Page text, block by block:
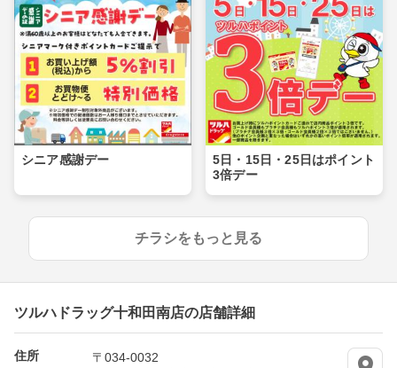
シニア感謝デー
5日・15日・25日はポイント
3倍デー
チラシをもっと見る
ツルハドラッグ十和田南店の店舗詳細
住所
〒034-0032